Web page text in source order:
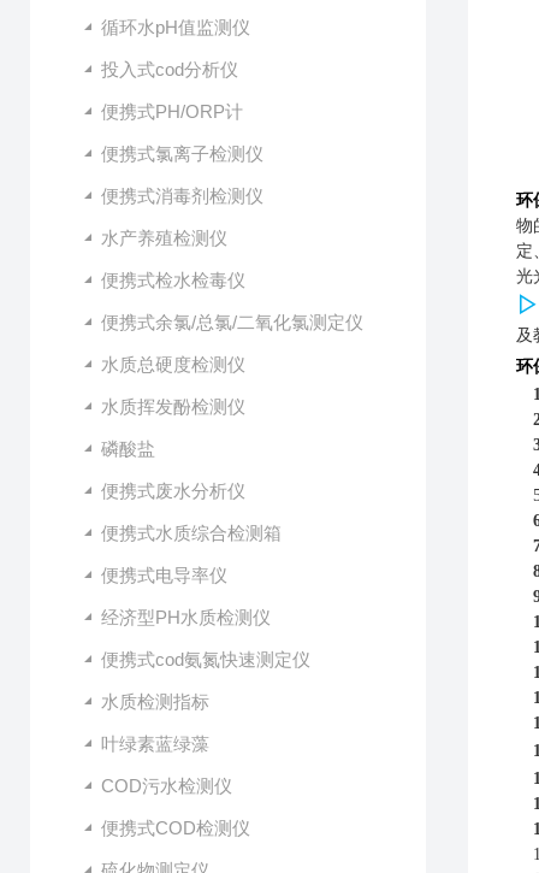
循环水pH值监测仪
投入式cod分析仪
便携式PH/ORP计
便携式氯离子检测仪
便携式消毒剂检测仪
水产养殖检测仪
便携式检水检毒仪
便携式余氯/总氯/二氧化氯测定仪
水质总硬度检测仪
水质挥发酚检测仪
磷酸盐
便携式废水分析仪
便携式水质综合检测箱
便携式电导率仪
经济型PH水质检测仪
便携式cod氨氮快速测定仪
水质检测指标
叶绿素蓝绿藻
COD污水检测仪
便携式COD检测仪
环
物
定
光
▷
及
环